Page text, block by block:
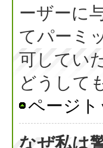
ーザーに
てパーミ
可してい
どうして
ページ
なぜ私は